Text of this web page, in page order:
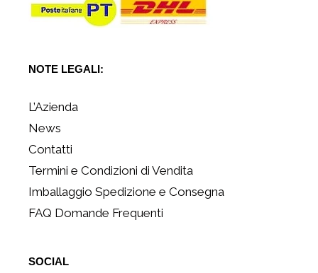
NOTE LEGALI:
L’Azienda
News
Contatti
Termini e Condizioni di Vendita
Imballaggio Spedizione e Consegna
FAQ Domande Frequenti
SOCIAL